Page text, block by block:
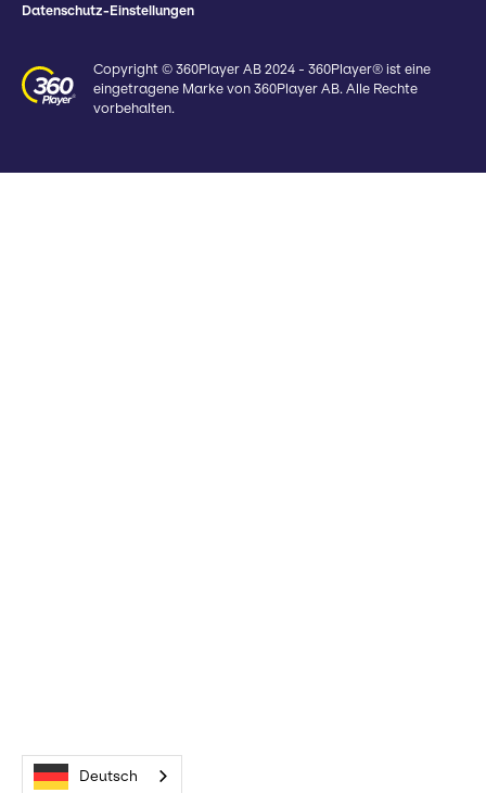
Datenschutz-Einstellungen
Copyright © 360Player AB 2024 - 360Player® ist eine
eingetragene Marke von 360Player AB. Alle Rechte
vorbehalten.
Deutsch